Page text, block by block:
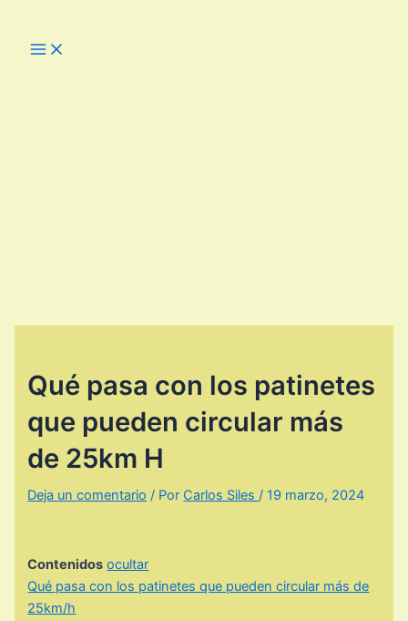
Main
Menu
Qué pasa con los patinetes
que pueden circular más
de 25km H
Deja un comentario / Por Carlos Siles/19 marzo, 2024
Contenidos ocultar
Qué pasa con los patinetes que pueden circular más de
25km/h